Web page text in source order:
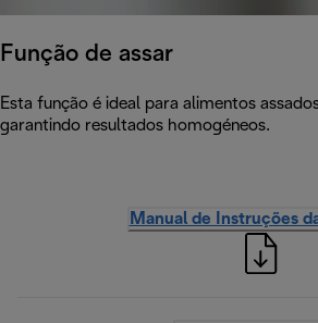
Função de assar
Esta função é ideal para alimentos
garantindo resultados homogéneos.
Manual de Instruções